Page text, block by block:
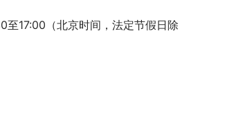
17:00（北京时间，法定节假日除